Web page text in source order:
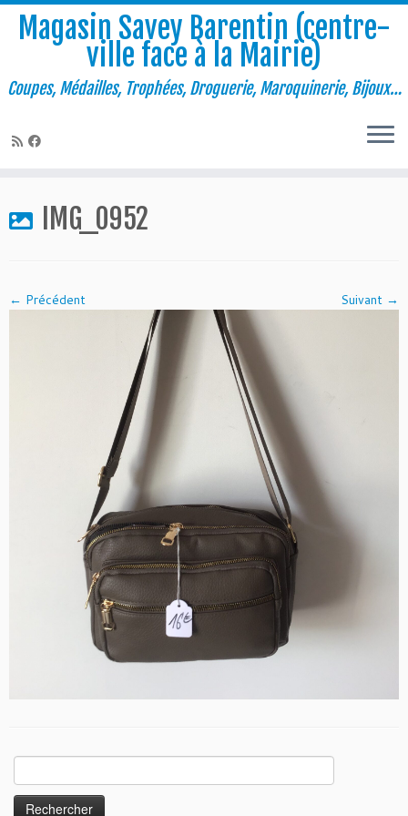
contenu
Magasin Savey Barentin (centre-
ville face à la Mairie)
Coupes, Médailles, Trophées, Droguerie, Maroquinerie, Bijoux…
IMG_0952
← Précédent Suivant →